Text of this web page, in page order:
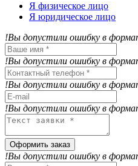
Я физическое лицо
Я юридическое лицо
!Вы допустили ошибку в
!Вы допустили ошибку в
!Вы допустили ошибку в
!Вы допустили ошибку в
Оформить заказ
!Вы допустили ошибку в